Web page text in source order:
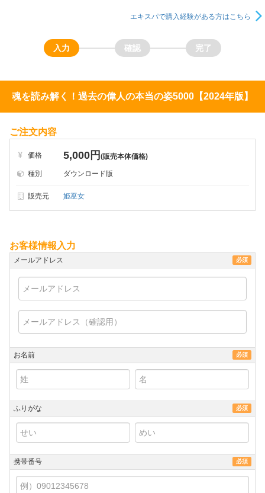
エキスパで購入経験がある方はこちら
魂を読み解く！過去の偉人の本当の姿5000【2024年版】
ご注文内容
価格 5,000円(販売本体価格)
種別 ダウンロード版
販売元 姫巫女
お客様情報入力
メールアドレス 必須
お名前 必須
ふりがな 必須
携帯番号 必須